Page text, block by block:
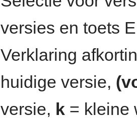
versies en toets
Verklaring
huidige versie,
versie, k = kleine